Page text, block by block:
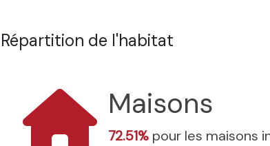
Répartition de l'habitat
Maisons
72.51% pour les maisons